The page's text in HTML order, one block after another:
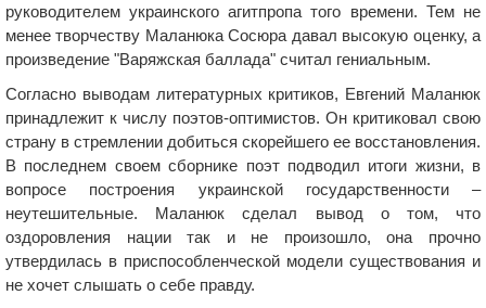
руководителем украинского агитпропа того времени. Тем не
менее творчеству Маланюка Сосюра давал высокую оценку, а
произведение "Варяжская баллада" считал гениальным.
Согласно выводам литературных критиков, Евгений Маланюк
принадлежит к числу поэтов-оптимистов. Он критиковал свою
страну в стремлении добиться скорейшего ее восстановления.
В последнем своем сборнике поэт подводил итоги жизни, в
вопросе построения украинской государственности –
неутешительные. Маланюк сделал вывод о том, что
оздоровления нации так и не произошло, она прочно
утвердилась в приспособленческой модели существования и
не хочет слышать о себе правду.